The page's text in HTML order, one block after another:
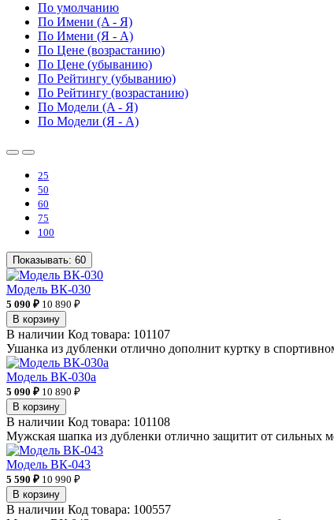
По умолчанию
По Имени (A - Я)
По Имени (Я - A)
По Цене (возрастанию)
По Цене (убыванию)
По Рейтингу (убыванию)
По Рейтингу (возрастанию)
По Модели (A - Я)
По Модели (Я - A)
25
50
60
75
100
Показывать: 60
Модель ВК-030
5 090 ₽ 10 890 ₽
В корзину
В наличии Код товара: 101107
Ушанка из дубленки отлично дополнит куртку в
Модель ВК-030а
5 090 ₽ 10 890 ₽
В корзину
В наличии Код товара: 101108
Мужская шапка из дубленки отлично защитит от сильных
Модель ВК-043
5 590 ₽ 10 990 ₽
В корзину
В наличии Код товара: 100557